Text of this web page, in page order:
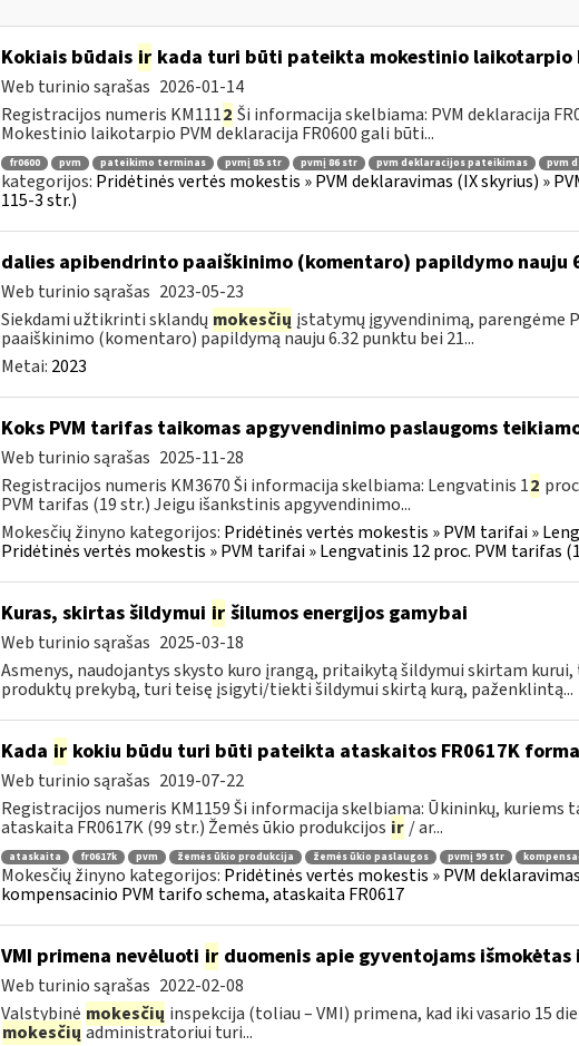
Kokiais būdais irkada turi būti pateikta mokestinio laikotarpio
Web turinio sąrašas 2026-01-14
Registracijos numeris KM1112 Ši informacija skelbiama: PVM deklaracija
Mokestinio laikotarpio PVM deklaracija FR0600 gali būti...
fr0600 pvm pateikimo terminas pvmį 85 str pvmį 86 str pvm deklaracijos pateikimas pvm
kategorijos: Pridėtinės vertės mokestis » PVM deklaravimas (IX skyrius) »
115-3 str.)
dalies apibendrinto paaiškinimo (komentaro) papildymo nauju
Web turinio sąrašas 2023-05-23
Siekdami užtikrinti sklandų mokesčių įstatymų įgyvendinimą, parengėme
paaiškinimo (komentaro) papildymą nauju 6.32 punktu bei 21...
Metai: 2023
Koks PVM tarifas taikomas apgyvendinimo paslaugoms
Web turinio sąrašas 2025-11-28
Registracijos numeris KM3670 Ši informacija skelbiama: Lengvatinis 12
PVM tarifas (19 str.) Jeigu išankstinis apgyvendinimo...
Mokesčių žinyno kategorijos: Pridėtinės vertės mokestis » PVM tarifai »
Pridėtinės vertės mokestis » PVM tarifai » Lengvatinis 12 proc. PVM tarifas
Kuras, skirtas šildymui iršilumos energijos gamybai
Web turinio sąrašas 2025-03-18
Asmenys, naudojantys skysto kuro įrangą, pritaikytą šildymui skirtam
produktų prekybą, turi teisę įsigyti/tiekti šildymui skirtą kurą, paženklintą...
Kada irkokiu būdu turi būti pateikta ataskaitos FR0617K
Web turinio sąrašas 2019-07-22
Registracijos numeris KM1159 Ši informacija skelbiama: Ūkininkų, kuriems
ataskaita FR0617K (99 str.) Žemės ūkio produkcijos ir / ar...
ataskaita fr0617k pvm žemės ūkio produkcija žemės ūkio paslaugos pvmį 99 str
Mokesčių žinyno kategorijos: Pridėtinės vertės mokestis » PVM
kompensacinio PVM tarifo schema, ataskaita FR0617
VMI primena nevėluoti irduomenis apie gyventojams
Web turinio sąrašas 2022-02-08
Valstybinė mokesčių inspekcija (toliau – VMI) primena, kad iki vasario 15
mokesčių administratoriui turi...